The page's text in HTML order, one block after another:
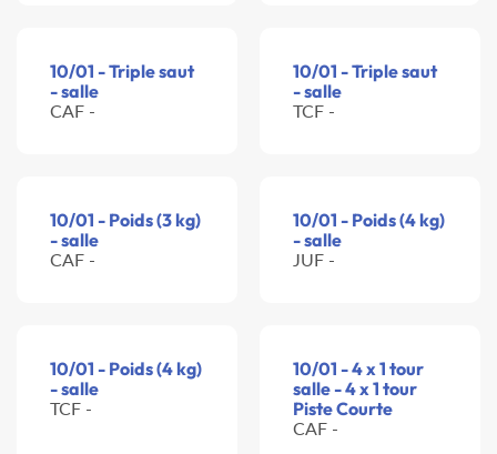
10/01 - Triple saut
- salle
CAF -
10/01 - Triple saut
- salle
TCF -
10/01 - Poids (3 kg)
- salle
CAF -
10/01 - Poids (4 kg)
- salle
JUF -
10/01 - Poids (4 kg)
- salle
TCF -
10/01 - 4 x 1 tour
salle - 4 x 1 tour
Piste Courte
CAF -